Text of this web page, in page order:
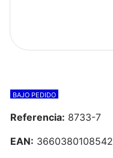
BAJO PEDIDO
Referencia: 8733-7
EAN: 3660380108542